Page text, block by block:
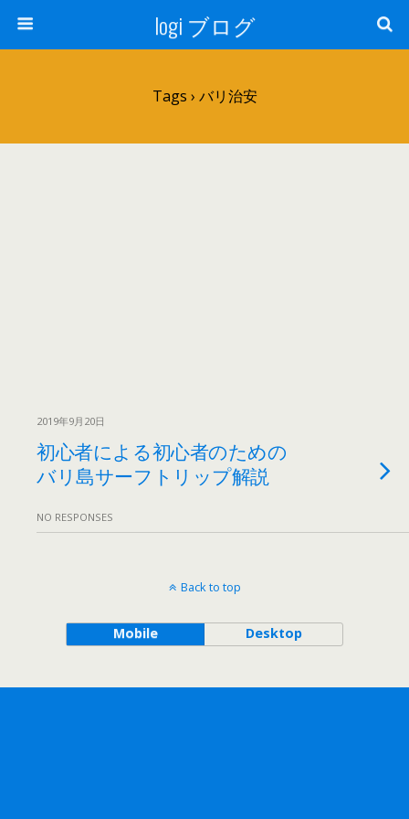
logi ブログ
Tags › バリ治安
2019年9月20日
初心者による初心者のための
バリ島サーフトリップ解説
NO RESPONSES
Back to top
Mobile Desktop